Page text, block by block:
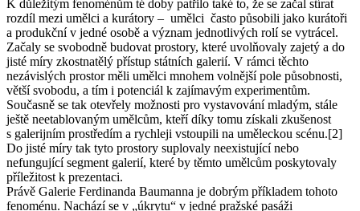
K důležitým fenoménům té doby patřilo také to, že se začal stírat
rozdíl mezi umělci a kurátory – umělci často působili jako kurátoři
a produkční v jedné osobě a význam jednotlivých rolí se vytrácel.
Začaly se svobodně budovat prostory, které uvolňovaly zajetý a do
jisté míry zkostnatělý přístup státních galerií. V rámci těchto
nezávislých prostor měli umělci mnohem volnější pole působnosti,
větší svobodu, a tím i potenciál k zajímavým experimentům.
Současně se tak otevřely možnosti pro vystavování mladým, stále
ještě neetablovaným umělcům, kteří díky tomu získali zkušenost
s galerijním prostředím a rychleji vstoupili na uměleckou scénu.[2]
Do jisté míry tak tyto prostory suplovaly neexistující nebo
nefungující segment galerií, které by těmto umělcům poskytovaly
příležitost k prezentaci.
Právě Galerie Ferdinanda Baumanna je dobrým příkladem tohoto
fenoménu. Nachází se v „úkrytu“ v jedné pražské pasáži